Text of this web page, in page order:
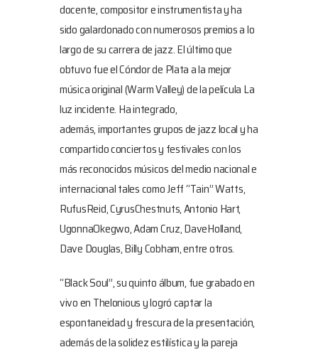
docente, compositor e instrumentista y ha
sido galardonado con numerosos premios a lo
largo de su carrera de jazz. El último que
obtuvo fue el Cóndor de Plata a la mejor
música original (Warm Valley) de la película La
luz incidente. Ha integrado,
además, importantes grupos de jazz local y ha
compartido conciertos y festivales con los
más reconocidos músicos del medio nacional e
internacional tales como Jeff “Tain” Watts,
RufusReid, CyrusChestnuts, Antonio Hart,
UgonnaOkegwo, Adam Cruz, DaveHolland,
Dave Douglas, Billy Cobham, entre otros.
“Black Soul”, su quinto álbum, fue grabado en
vivo en Thelonious y logró captar la
espontaneidad y frescura de la presentación,
además de la solidez estilística y la pareja